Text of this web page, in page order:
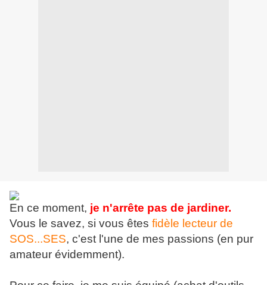
En ce moment, je n'arrête pas de jardiner.
Vous le savez, si vous êtes fidèle lecteur de
SOS...SES, c'est l'une de mes passions (en pur
amateur évidemment).